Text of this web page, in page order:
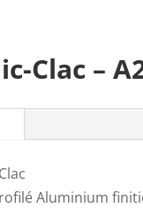
Clac –
Aluminium